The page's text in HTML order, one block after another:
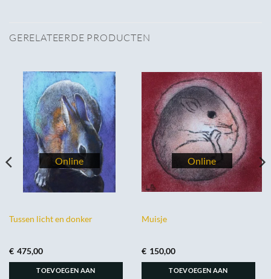
GERELATEERDE PRODUCTEN
Tussen licht en donker
€ 475,00
TOEVOEGEN AAN
Muisje
€ 150,00
TOEVOEGEN AAN